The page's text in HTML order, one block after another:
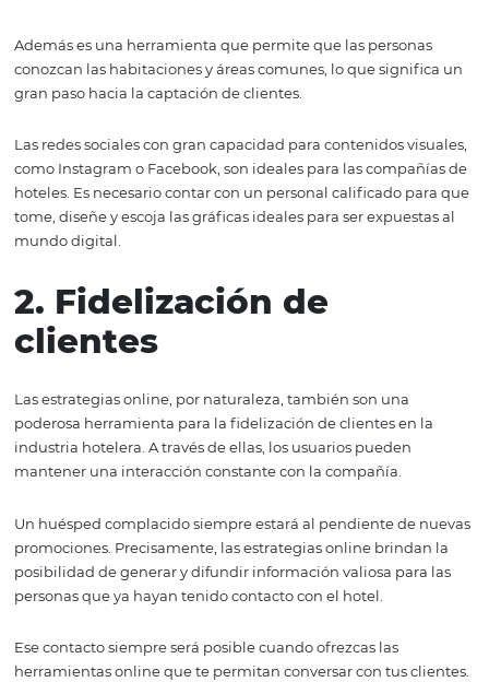
cuales aplicar estrategias online es una gran decisión
hotel.
1. Exposición de
contenidos visuales
su infraestructura a una numerosa comunidad.
conozcan las habitaciones y áreas comunes, lo que
gran paso hacia la captación de clientes.
Las redes sociales con gran capacidad para contenidos
hoteles. Es necesario contar con un personal calificado
tome, diseñe y escoja las gráficas ideales para ser
mundo digital.
2. Fidelización de